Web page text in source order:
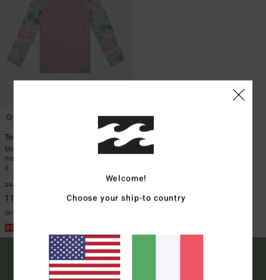
ECO
Toddler Surf Dayz
Maglietta da surf UPF 50 a
maniche lunghe Viola Ragazzos 2 -
6
29,95 €
11,23 €
OFFERTE
DOPPIA OFFERTA 25%
Welcome!
Choose your ship-to country